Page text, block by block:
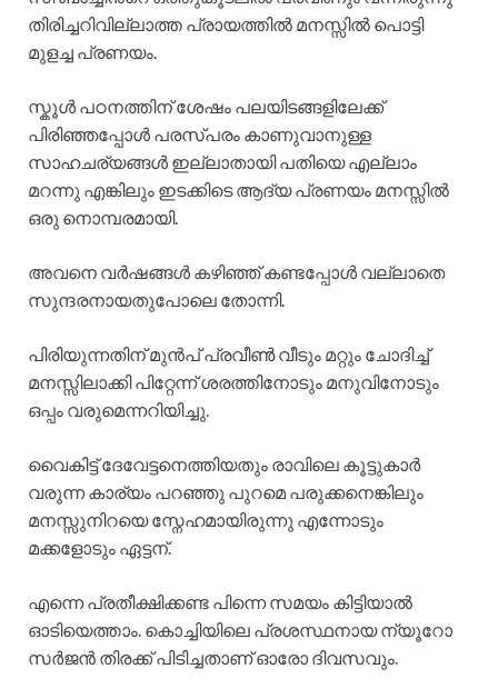
തിരിച്ചറിവില്ലാത്ത പ്രായത്തിൽ മനസ്സിൽ പൊട്ടി
മുളച്ച പ്രണയം.
സ്കൂൾ പഠനത്തിന് ശേഷം പലയിടങ്ങളിലേക്ക്
പിരിഞ്ഞപ്പോൾ പരസ്പരം കാണുവാനുള്ള
സാഹചര്യങ്ങൾ ഇല്ലാതായി പതിയെ എല്ലാം
മറന്നു എങ്കിലും ഇടക്കിടെ ആദ്യ പ്രണയം മനസ്സിൽ
ഒരു നൊമ്പരമായി.
അവനെ വർഷങ്ങൾ കഴിഞ്ഞ് കണ്ടപ്പോൾ വല്ലാതെ
സുന്ദരനായതുപോലെ തോന്നി.
പിരിയുന്നതിന് മുൻപ് പ്രവീൺ വീടും മറ്റും ചോദിച്ച്
മനസ്സിലാക്കി പിറ്റേന്ന് ശരത്തിനോടും മനുവിനോടും
ഒപ്പം വരുമെന്നറിയിച്ചു.
വൈകിട്ട് ദേവേട്ടനെത്തിയതും രാവിലെ കൂട്ടുകാർ
വരുന്ന കാര്യം പറഞ്ഞു പുറമെ പരുക്കനെങ്കിലും
മനസ്സുനിറയെ സ്നേഹമായിരുന്നു എന്നോടും
മക്കളോടും ഏട്ടന്.
എന്നെ പ്രതീക്ഷിക്കണ്ട പിന്നെ സമയം കിട്ടിയാൽ
ഓടിയെത്താം. കൊച്ചിയിലെ പ്രശസ്ഥനായ ന്യൂറോ
സർജൻ തിരക്ക് പിടിച്ചതാണ് ഓരോ ദിവസവും.